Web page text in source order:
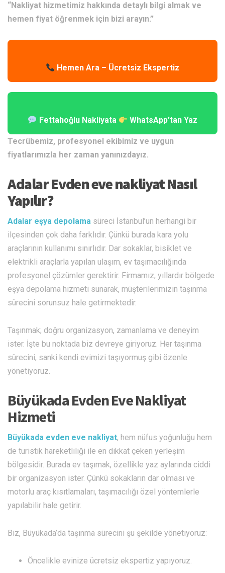
“Nakliyat hizmetimiz hakkında detaylı bilgi almak ve
hemen fiyat öğrenmek için bizi arayın.”
Hemen Ara – Ücretsiz Ekspertiz
Fettahoğlu Nakliyata WhatsApp’tan Yaz
Tecrübemiz, profesyonel ekibimiz ve uygun
fiyatlarımızla her zaman yanınızdayız.
Adalar Evden eve nakliyat Nasıl
Yapılır?
Adalar eşya depolama süreci İstanbul’un herhangi bir
ilçesinden çok daha farklıdır. Çünkü burada kara yolu
araçlarının kullanımı sınırlıdır. Dar sokaklar, bisiklet ve
elektrikli araçlarla yapılan ulaşım, ev taşımacılığında
profesyonel çözümler gerektirir. Firmamız, yıllardır bölgede
eşya depolama hizmeti sunarak, müşterilerimizin taşınma
sürecini sorunsuz hale getirmektedir.
Taşınmak; doğru organizasyon, zamanlama ve deneyim
ister. İşte bu noktada biz devreye giriyoruz. Her taşınma
sürecini, sanki kendi evimizi taşıyormuş gibi özenle
yönetiyoruz.
Büyükada Evden Eve Nakliyat
Hizmeti
Büyükada evden eve nakliyat, hem nüfus yoğunluğu hem
de turistik hareketliliği ile en dikkat çeken yerleşim
bölgesidir. Burada ev taşımak, özellikle yaz aylarında ciddi
bir organizasyon ister. Çünkü sokakların dar olması ve
motorlu araç kısıtlamaları, taşımacılığı özel yöntemlerle
yapılabilir hale getirir.
Biz, Büyükada’da taşınma sürecini şu şekilde yönetiyoruz:
Öncelikle evinize ücretsiz ekspertiz yapıyoruz.